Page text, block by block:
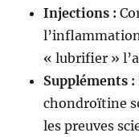
Injections :
« lubrifier »
Suppléments :
chondroïtine
les preuves